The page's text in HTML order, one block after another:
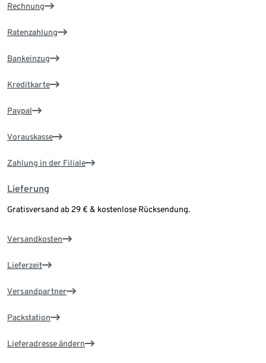
Rechnung
Ratenzahlung
Bankeinzug
Kreditkarte
Paypal
Vorauskasse
Zahlung in der Filiale
Lieferung
Gratisversand ab 29 € & kostenlose Rücksendung.
Versandkosten
Lieferzeit
Versandpartner
Packstation
Lieferadresse ändern